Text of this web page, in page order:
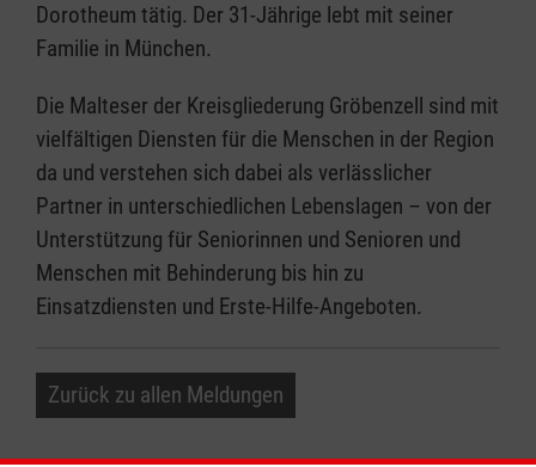
Dorotheum tätig. Der 31-Jährige lebt mit seiner
Familie in München.
Die Malteser der Kreisgliederung Gröbenzell sind mit
vielfältigen Diensten für die Menschen in der Region
da und verstehen sich dabei als verlässlicher
Partner in unterschiedlichen Lebenslagen – von der
Unterstützung für Seniorinnen und Senioren und
Menschen mit Behinderung bis hin zu
Einsatzdiensten und Erste-Hilfe-Angeboten.
Zurück zu allen Meldungen